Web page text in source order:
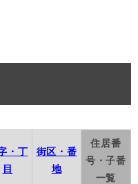
・丁
目
街区・番
地
住居番
号・子番
一覧